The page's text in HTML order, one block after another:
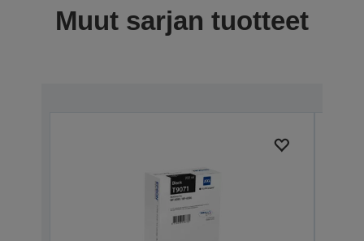
Muut sarjan tuotteet